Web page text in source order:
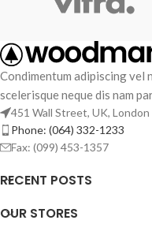
Condimentum adipiscing vel
scelerisque neque dis nam
451 Wall Street, UK, London
Phone: (064) 332-1233
Fax: (099) 453-1357
RECENT POSTS
OUR STORES